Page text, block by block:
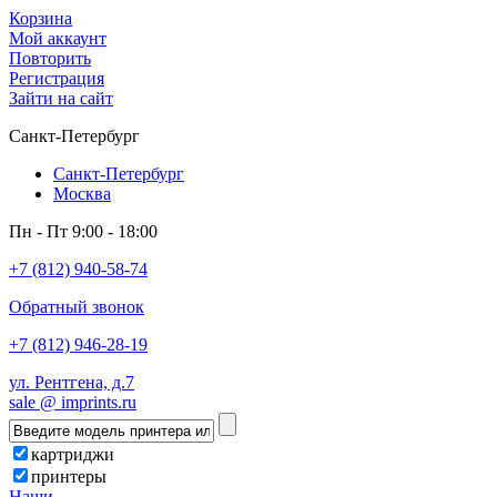
Корзина
Мой аккаунт
Повторить
Регистрация
Зайти на сайт
Санкт-Петербург
Санкт-Петербург
Москва
Пн - Пт 9:00 - 18:00
+7 (812) 940-58-74
Обратный звонок
+7 (812) 946-28-19
ул. Рентгена, д.7
sale @ imprints.ru
картриджи
принтеры